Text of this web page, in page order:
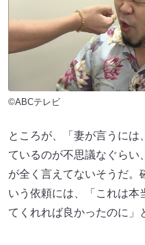
©ABCテレビ
ところが、「妻が言うには
ているのが不思議なぐらい
が全く言えてないそうだ。
いう依頼には、「これは本
てくれれば良かったのに」